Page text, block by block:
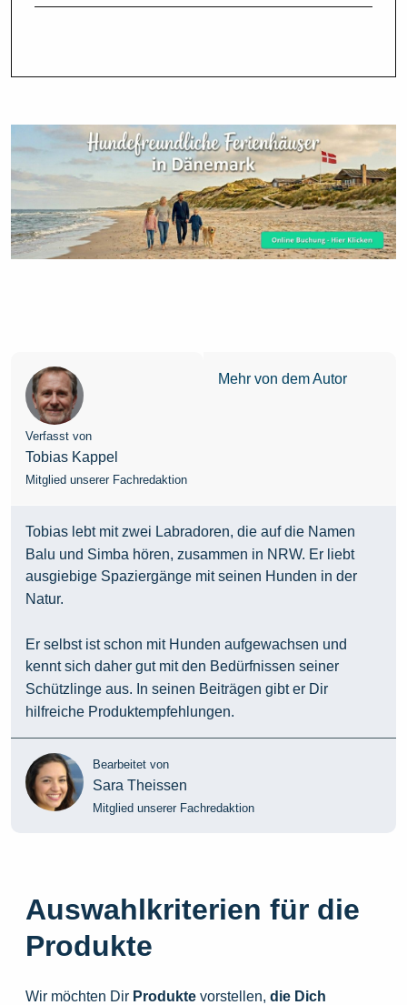
Verfasst von
Tobias Kappel
Mitglied unserer Fachredaktion
Mehr von dem Autor
Tobias lebt mit zwei Labradoren, die auf die Namen
Balu und Simba hören, zusammen in NRW. Er liebt
ausgiebige Spaziergänge mit seinen Hunden in der
Natur.
Er selbst ist schon mit Hunden aufgewachsen und
kennt sich daher gut mit den Bedürfnissen seiner
Schützlinge aus. In seinen Beiträgen gibt er Dir
hilfreiche Produktempfehlungen.
Bearbeitet von
Sara Theissen
Mitglied unserer Fachredaktion
Auswahlkriterien für die
Produkte
Wir möchten Dir Produkte vorstellen, die Dich